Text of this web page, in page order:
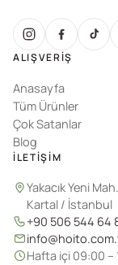
ALIŞVERIŞ
Anasayfa
Tüm Ürünler
Çok Satanlar
Blog
İLETIŞIM
Yakacık Yeni
Kartal / İstanbul
+90 506 544 64
Hafta içi 09:00 –